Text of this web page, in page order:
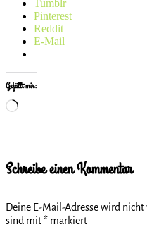
Tumblr
Pinterest
Reddit
E-Mail
Gefällt mir:
Wird
Schreibe einen Kommentar
Deine E-Mail-Adresse wird
sind mit* markiert